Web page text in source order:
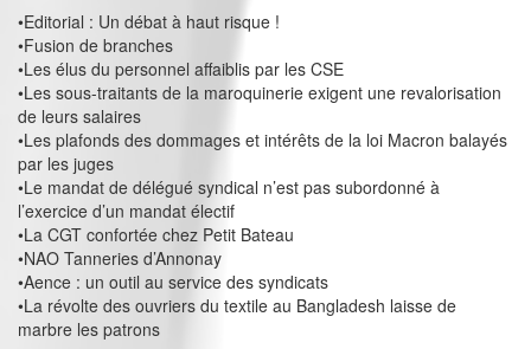
•Editorial : Un débat à haut risque !
•Fusion de branches
•Les élus du personnel affaiblis par les CSE
•Les sous-traitants de la maroquinerie exigent une revalorisation
de leurs salaires
•Les plafonds des dommages et intérêts de la loi Macron balayés
par les juges
•Le mandat de délégué syndical n’est pas subordonné à
l’exercice d’un mandat électif
•La CGT confortée chez Petit Bateau
•NAO Tanneries d’Annonay
•Aence : un outil au service des syndicats
•La révolte des ouvriers du textile au Bangladesh laisse de
marbre les patrons